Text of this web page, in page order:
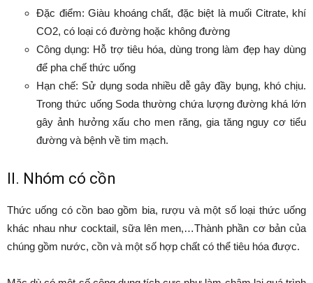
Đặc điểm: Giàu khoáng chất, đặc biệt là muối Citrate, khí
CO2, có loại có đường hoặc không đường
Công dụng: Hỗ trợ tiêu hóa, dùng trong làm đẹp hay dùng
để pha chế thức uống
Hạn chế: Sử dụng soda nhiều dễ gây đầy bụng, khó chịu.
Trong thức uống Soda thường chứa lượng đường khá lớn
gây ảnh hưởng xấu cho men răng, gia tăng nguy cơ tiểu
đường và bệnh về tim mạch.
II. Nhóm có cồn
Thức uống có cồn bao gồm bia, rượu và một số loại thức uống
khác nhau như cocktail, sữa lên men,…Thành phần cơ bản của
chúng gồm nước, cồn và một số hợp chất có thể tiêu hóa được.